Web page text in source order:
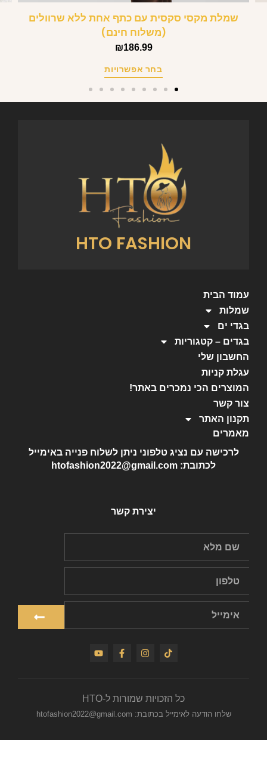
שמלת מקסי סקסית עם כתף אחת ללא שרוולים
(משלוח חינם)
₪186.99
בחר אפשרויות
HTO FASHION
עמוד הבית
שמלות
בגדי ים
בגדים – קטגוריות
החשבון שלי
עגלת קניות
המוצרים הכי נמכרים באתר!
צור קשר
תקנון האתר
מאמרים
לרכישה עם נציג טלפוני ניתן לשלוח פנייה באימייל
לכתובת: htofashion2022@gmail.com
יצירת קשר
כל הזכויות שמורות ל-HTO
שלחו הודעה לאימייל בכתובת: htofashion2022@gmail.com